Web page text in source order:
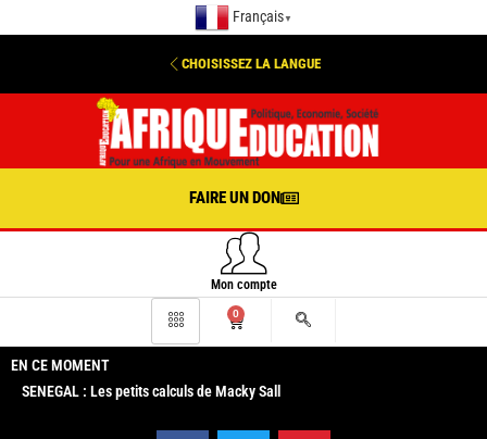
Français ▼
CHOISISSEZ LA LANGUE
FAIRE UN DON
Mon compte
0
EN CE MOMENT
SENEGAL : Les petits calculs de Macky Sall